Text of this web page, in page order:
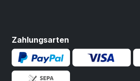
Zahlungsarten